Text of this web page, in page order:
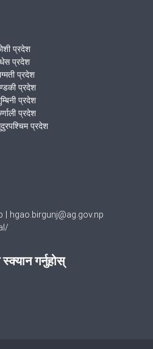
प्रदेश
प्रदेश
प्रदेश
प्रदेश
प्रदेश
प्रदेश
प्रदेश
| hgao.birgunj@ag.gov.np
गर्नुहोस्